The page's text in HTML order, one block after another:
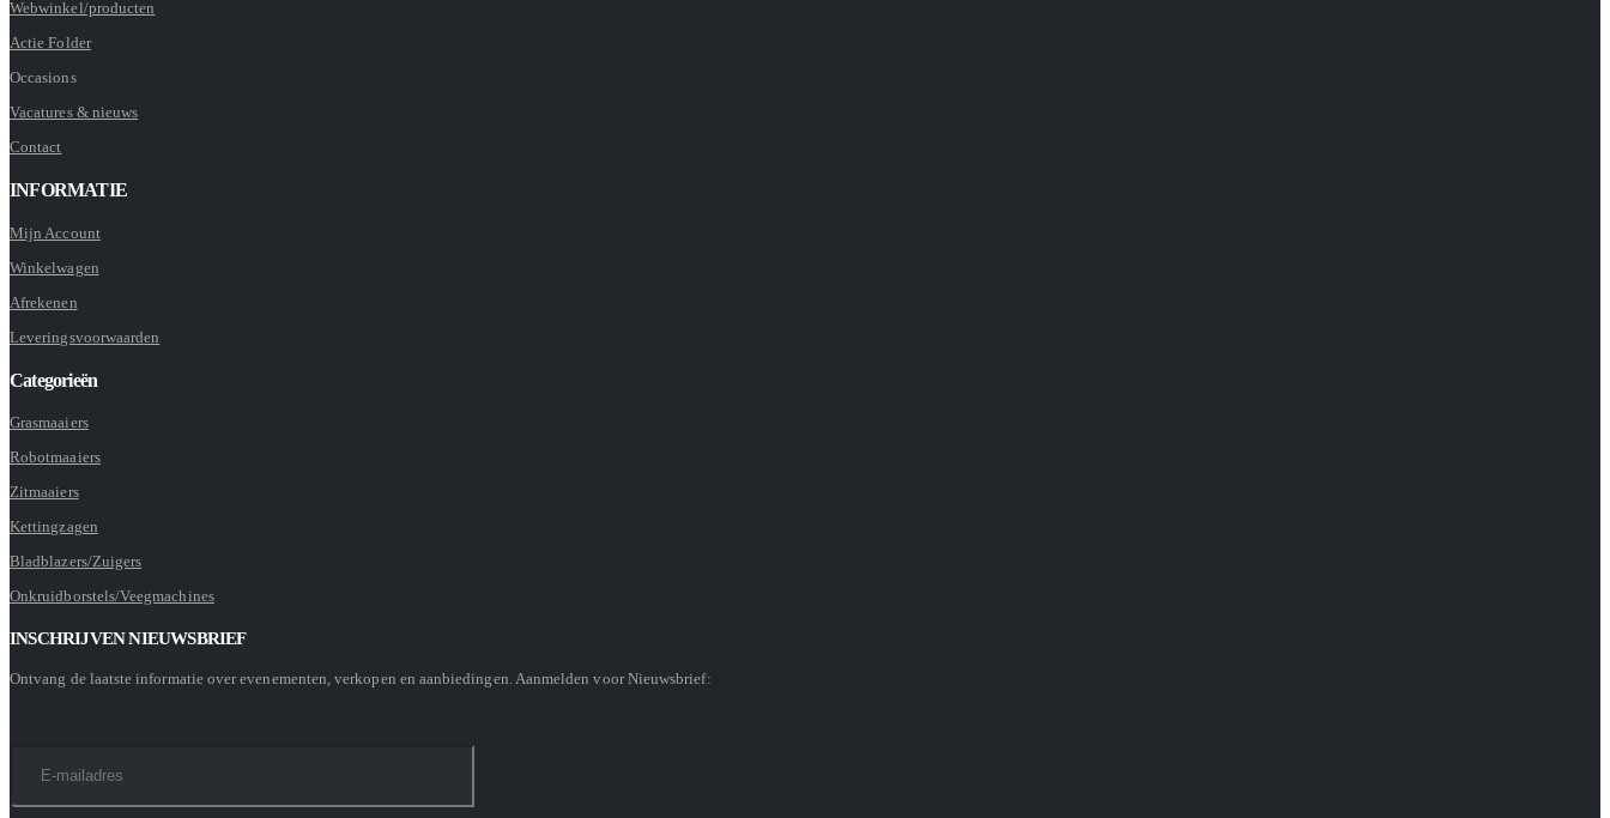
Webwinkel/producten
Actie Folder
Occasions
Vacatures & nieuws
Contact
INFORMATIE
Mijn Account
Winkelwagen
Afrekenen
Leveringsvoorwaarden
Categorieën
Grasmaaiers
Robotmaaiers
Zitmaaiers
Kettingzagen
Bladblazers/Zuigers
Onkruidborstels/Veegmachines
INSCHRIJVEN NIEUWSBRIEF
Ontvang de laatste informatie over evenementen, verkopen en aanbiedingen. Aanmelden voor Nieuwsbrief: